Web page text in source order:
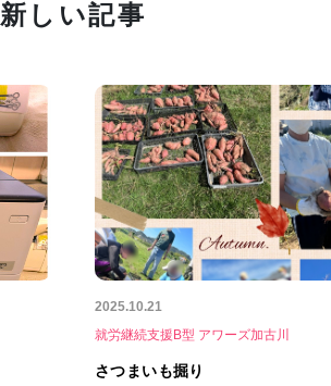
新しい記事
2025.10.21
就労継続支援B型 アワーズ加古川
さつまいも掘り